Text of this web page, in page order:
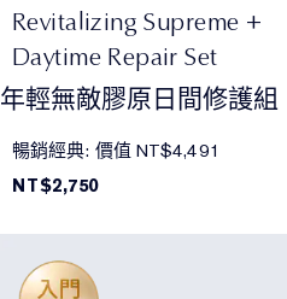
Revitalizing Supreme +
Daytime Repair Set
年輕無敵膠原日間修護組
暢銷經典: 價值 NT$4,491
NT$2,750